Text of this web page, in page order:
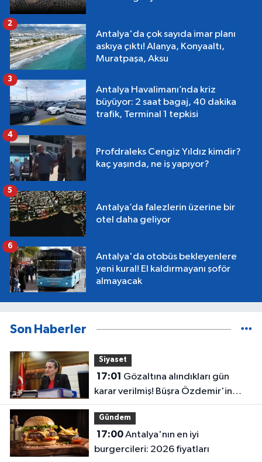
Antalya'da çok sayıda imar planı
askıya çıktı! Alanya, Konyaaltı,
Muratpaşa, Aksu
2
Antalya Havalimanı’nda kriz
büyüyor: 2 saat bagaj, 40 dakika
trafik, Terminal 1 tepkisi
3
Profdraleks Cengiz Yıldız kimdir?
kaç yaşında, ne iş yapıyor?
4
Antalya’da falezlerin üzerine bir
otel daha geliyor
5
Antalya'da otobüs bekleyenlere
yeni kural! El kaldırmayanı şoför
almayacak
6
Son Haberler
Siyaset
17:01
karar verilmiş! Büşra Özdemir'in
oluru ortaya çıktı
Gündem
17:00Antalya'nın en iyi
burgercileri: 2026 fiyatları